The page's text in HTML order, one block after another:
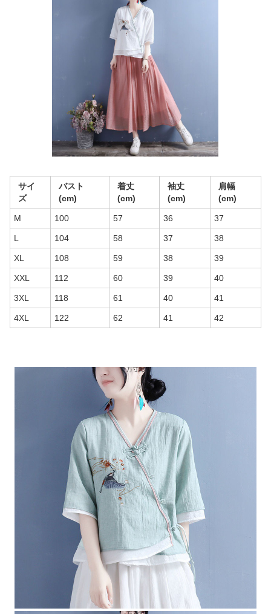
サイ
ズ
バスト
(cm)
着丈
(cm)
袖丈
(cm)
肩幅
(cm)
M 100 57 36 37
L 104 58 37 38
XL 108 59 38 39
XXL 112 60 39 40
3XL 118 61 40 41
4XL 122 62 41 42